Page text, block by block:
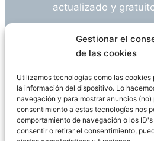
Gestionar el
de las cookies
Utilizamos tecnologías como las cookies
la información del dispositivo. Lo
navegación y para mostrar anuncios (no)
consentimiento a estas tecnologías nos
comportamiento de navegación o los
consentir o retirar el consentimiento,
actualizado y
¿Tienes alguna duda o
Descargo de
Declaración de Privacidad